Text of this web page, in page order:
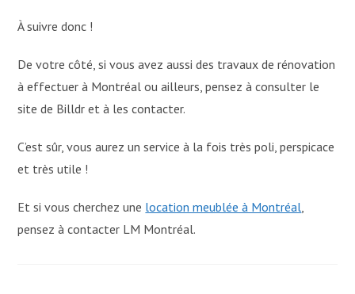
À suivre donc !
De votre côté, si vous avez aussi des travaux de rénovation
à effectuer à Montréal ou ailleurs, pensez à consulter le
site de Billdr et à les contacter.
C’est sûr, vous aurez un service à la fois très poli, perspicace
et très utile !
Et si vous cherchez une location meublée à Montréal,
pensez à contacter LM Montréal.